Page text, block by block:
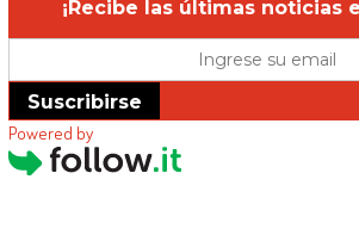
¡Recibe las últimas noticias
Suscribirse
Powered by